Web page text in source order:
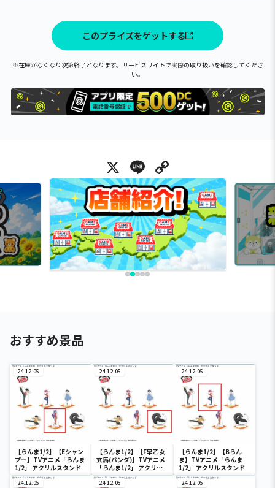
このプライズをゲットする
※在庫がなくなり次第終了となります。サービスサイトで実際の取り扱いを確認してくださ
い。
X Line
おすすめ景品
24.12.05
【らんま1/2】【Eシャン
プー】TVアニメ「らんま
1/2」 アクリルスタンド
24.12.05
【らんま1/2】【F早乙女
玄馬(パンダ)】TVアニメ
「らんま1/2」 アクリル
スタンド
24.12.05
【らんま1/2】【Bらん
ま】TVアニメ「らんま
1/2」 アクリルスタンド
24.12.05 24.12.05 24.12.05